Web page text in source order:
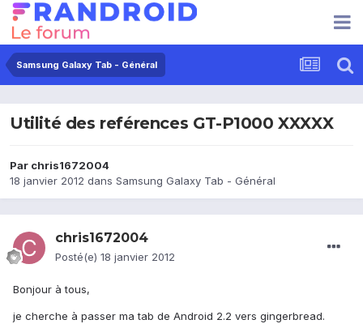
Samsung Galaxy Tab - Général
Utilité des reférences GT-P1000 XXXXX
Par chris1672004
18 janvier 2012 dans Samsung Galaxy Tab - Général
chris1672004
Posté(e) 18 janvier 2012
Bonjour à tous,
je cherche à passer ma tab de Android 2.2 vers gingerbread.